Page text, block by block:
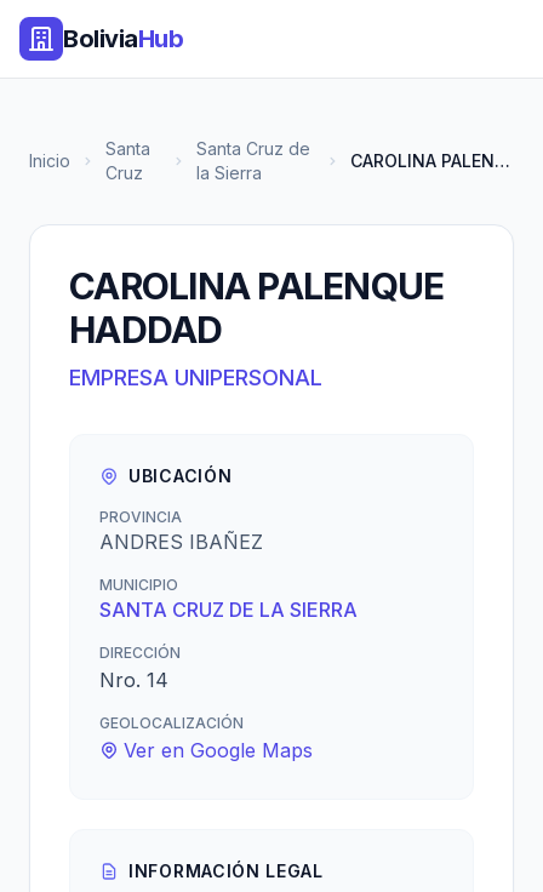
BoliviaHub
Inicio
Santa
Cruz
Santa Cruz de
la Sierra
CAROLINA PALENQUE HADDAD
CAROLINA PALENQUE
HADDAD
EMPRESA UNIPERSONAL
UBICACIÓN
PROVINCIA
ANDRES IBAÑEZ
MUNICIPIO
SANTA CRUZ DE LA SIERRA
DIRECCIÓN
Nro. 14
GEOLOCALIZACIÓN
Ver en Google Maps
INFORMACIÓN LEGAL